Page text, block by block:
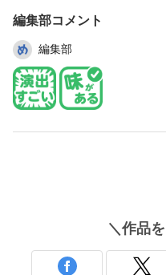
編集部コメント
編集部
＼作品